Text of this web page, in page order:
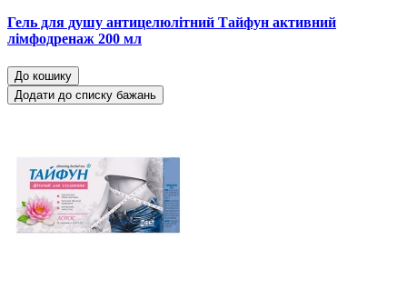
Гель для душу антицелюлітний Тайфун активний
лімфодренаж 200 мл
До кошику
Додати до списку бажань